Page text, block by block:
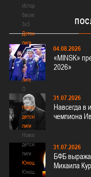
История
баскетбола
3х3
Детская
лига
Детская
лига
О
лиге
О
лиге
Новости
детской
лиги
Новости
детской
лиги
Юноши
Юноши
04.08.2026
«MINSK»
2026»
31.07.2026
Навсегда в
чемпиона
31.07.2026
БФБ
Михаила